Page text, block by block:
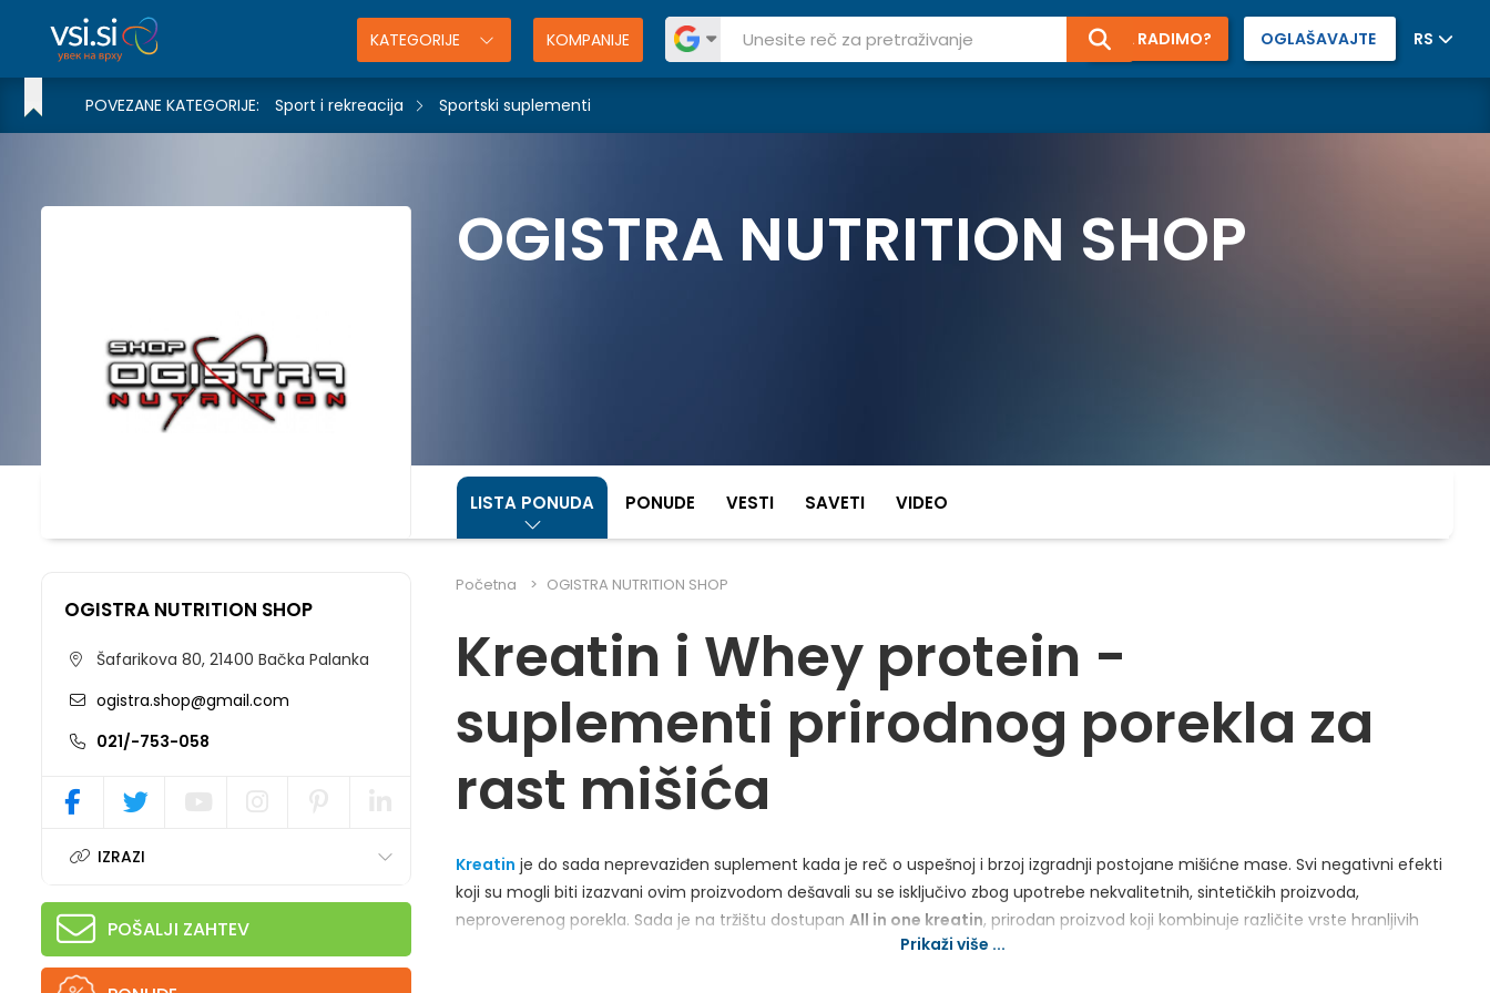
KATEGORIJE KOMPANIJE ŠTA RADIMO? OGLAŠAVAJTE RS
POVEZANE KATEGORIJE: Sport i rekreacija Sportski suplementi
OGISTRA NUTRITION SHOP
LISTA PONUDA PONUDE VESTI SAVETI VIDEO
OGISTRA NUTRITION SHOP
Šafarikova 80, 21400 Bačka Palanka
ogistra.shop@gmail.com
021/-753-058
IZRAZI
POŠALJI ZAHTEV
Početna OGISTRA NUTRITION SHOP
Kreatin i Whey protein -
suplementi prirodnog porekla za
rast mišića
Kreatin je do sada neprevaziđen suplement kada je reč o uspešnoj i brzoj izgradnji postojane mišićne mase. Svi negativni efekti
koji su mogli biti izazvani ovim proizvodom dešavali su se isključivo zbog upotrebe nekvalitetnih, sintetičkih proizvoda,
neproverenog porekla. Sada je na tržištu dostupan All in one kreatin, prirodan proizvod koji kombinuje različite vrste hranljivih
materija i pomaže našem organizmu u apsorbovanju kreatina, štiteći nam sistem za varenje.
Prikaži više ...